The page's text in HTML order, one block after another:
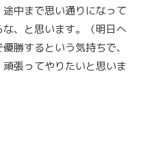
中まで思い通りになって
、と思います。（明日へ
勝するという気持ちで、
張ってやりたいと思いま